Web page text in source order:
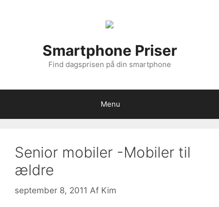
Smartphone Priser
Find dagsprisen på din smartphone
Menu
Senior mobiler -Mobiler til
ældre
september 8, 2011 Af Kim